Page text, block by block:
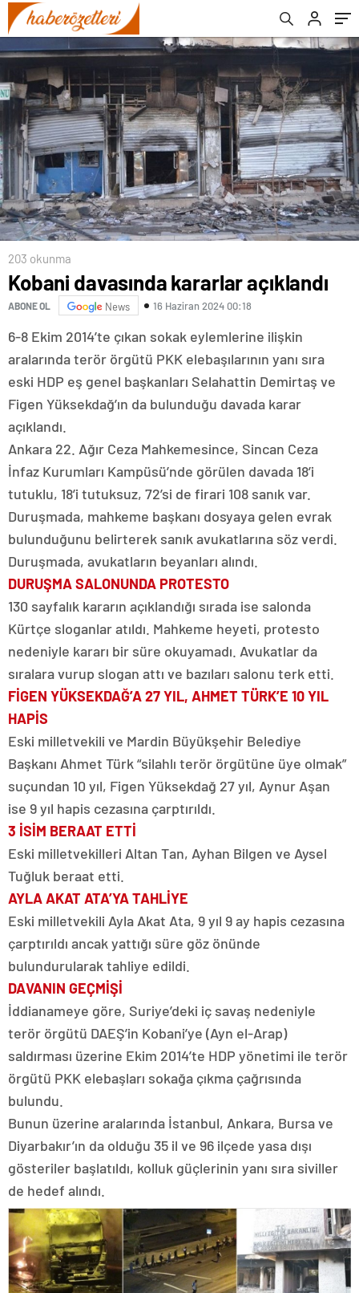
203 okunma
Kobani davasında kararlar açıklandı
ABONE OL News 16 Haziran 2024 00:18
6-8 Ekim 2014’te çıkan sokak eylemlerine ilişkin
aralarında terör örgütü PKK elebaşılarının yanı sıra
eski HDP eş genel başkanları Selahattin Demirtaş ve
Figen Yüksekdağ’ın da bulunduğu davada karar
açıklandı.
Ankara 22. Ağır Ceza Mahkemesince, Sincan Ceza
İnfaz Kurumları Kampüsü’nde görülen davada 18’i
tutuklu, 18’i tutuksuz, 72’si de firari 108 sanık var.
Duruşmada, mahkeme başkanı dosyaya gelen evrak
bulunduğunu belirterek sanık avukatlarına söz verdi.
Duruşmada, avukatların beyanları alındı.
DURUŞMA SALONUNDA PROTESTO
130 sayfalık kararın açıklandığı sırada ise salonda
Kürtçe sloganlar atıldı. Mahkeme heyeti, protesto
nedeniyle kararı bir süre okuyamadı. Avukatlar da
sıralara vurup slogan attı ve bazıları salonu terk etti.
FİGEN YÜKSEKDAĞ’A 27 YIL, AHMET TÜRK’E 10 YIL
HAPİS
Eski milletvekili ve Mardin Büyükşehir Belediye
Başkanı Ahmet Türk “silahlı terör örgütüne üye olmak”
suçundan 10 yıl, Figen Yüksekdağ 27 yıl, Aynur Aşan
ise 9 yıl hapis cezasına çarptırıldı.
3 İSİM BERAAT ETTİ
Eski milletvekilleri Altan Tan, Ayhan Bilgen ve Aysel
Tuğluk beraat etti.
AYLA AKAT ATA’YA TAHLİYE
Eski milletvekili Ayla Akat Ata, 9 yıl 9 ay hapis cezasına
çarptırıldı ancak yattığı süre göz önünde
bulundurularak tahliye edildi.
DAVANIN GEÇMİŞİ
İddianameye göre, Suriye’deki iç savaş nedeniyle
terör örgütü DAEŞ’in Kobani’ye (Ayn el-Arap)
saldırması üzerine Ekim 2014’te HDP yönetimi ile terör
örgütü PKK elebaşları sokağa çıkma çağrısında
bulundu.
Bunun üzerine aralarında İstanbul, Ankara, Bursa ve
Diyarbakır’ın da olduğu 35 il ve 96 ilçede yasa dışı
gösteriler başlatıldı, kolluk güçlerinin yanı sıra siviller
de hedef alındı.